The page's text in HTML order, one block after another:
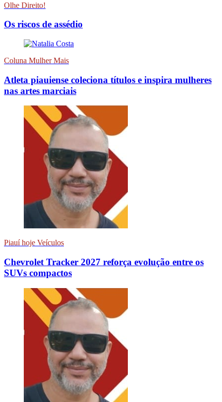
Olhe Direito!
Os riscos de assédio
Coluna Mulher Mais
Atleta piauiense coleciona títulos e inspira mulheres
nas artes marciais
Piauí hoje Veículos
Chevrolet Tracker 2027 reforça evolução entre os
SUVs compactos